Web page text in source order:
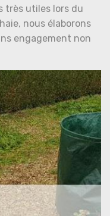
très utiles lors du
nous élaborons
engagement non